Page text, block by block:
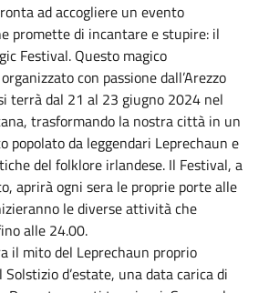
ad accogliere un evento
promette di incantare e stupire: il
Festival. Questo magico
con passione dall’Arezzo
terrà dal 21 al 23 giugno 2024 nel
trasformando la nostra città in un
popolato da leggendari Leprechaun e
del folklore irlandese. Il Festival, a
aprirà ogni sera le proprie porte alle
le diverse attività che
alle 24.00.
il mito del Leprechaun proprio
d’estate, una data carica di